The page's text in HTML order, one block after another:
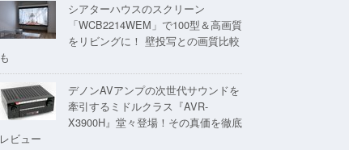
シアターハウスのスクリーン
「WCB2214WEM」で100型＆高画質
をリビングに！ 壁投写との画質比較
も
デノンAVアンプの次世代サウンドを
牽引するミドルクラス『AVR-
X3900H』堂々登場！その真価を徹底
レビュー